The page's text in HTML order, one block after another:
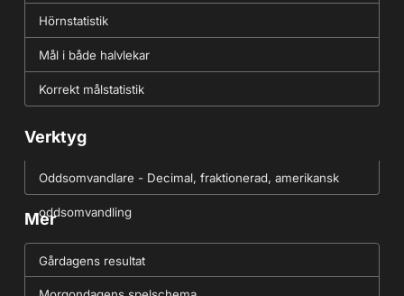
Hörnstatistik
Mål i både halvlekar
Korrekt målstatistik
Verktyg
Oddsomvandlare - Decimal, fraktionerad, amerikansk
oddsomvandling
Mer
Gårdagens resultat